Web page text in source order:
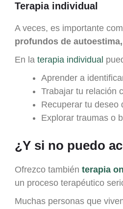
Terapia individual
A veces, es importante
profundos de
En la terapia individual
Aprender a
Trabajar tu relación
Recuperar tu deseo
Explorar traumas o
¿Y si no puedo
Ofrezco también terapia
un proceso terapéutico
Muchas personas que